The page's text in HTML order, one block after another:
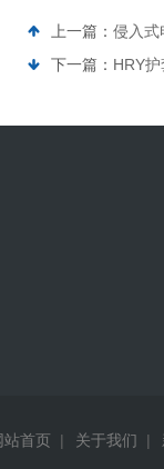
上一篇： 侵入式
下一篇： HRY
站首页 | 关于我们 |